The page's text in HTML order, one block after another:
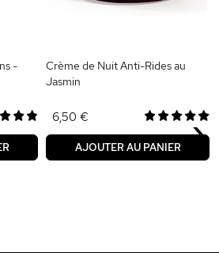
-
Crème de Nuit Anti-Rides au
Jasmin
6,50 €
AJOUTER AU PANIER ›